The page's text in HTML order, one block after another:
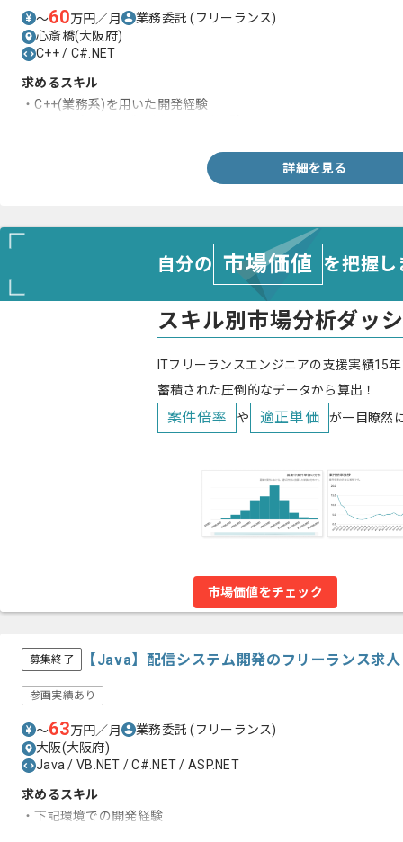
〜60万円／月 業務委託(フリーランス)
心斎橋(大阪府)
C++ / C#.NET
求めるスキル
・C++(業務系)を用いた開発経験
詳細を見る
自分の 市場価値 を把握
スキル別市場分析ダッ
ITフリーランスエンジニアの支援実績15
蓄積された圧倒的なデータから算出！
案件倍率 や 適正単価 が一目瞭然
市場価値をチェック
募集終了 【Java】配信システム開発のフリーランス求
参画実績あり
〜63万円／月 業務委託(フリーランス)
大阪(大阪府)
Java / VB.NET / C#.NET / ASP.NET
求めるスキル
・下記環境での開発経験